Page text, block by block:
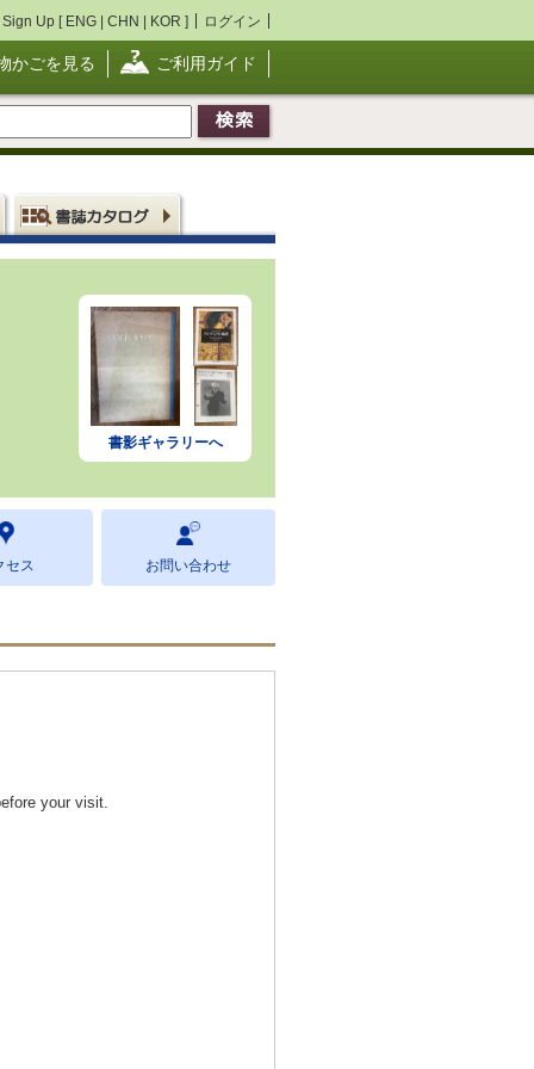
Sign Up [ ENG | CHN | KOR ] ログイン
かごを見る ご利用ガイド
書影ギャラリーへ
セス お問い合わせ
your visit.